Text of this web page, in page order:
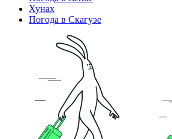
Хунах
Погода в Скагуэе